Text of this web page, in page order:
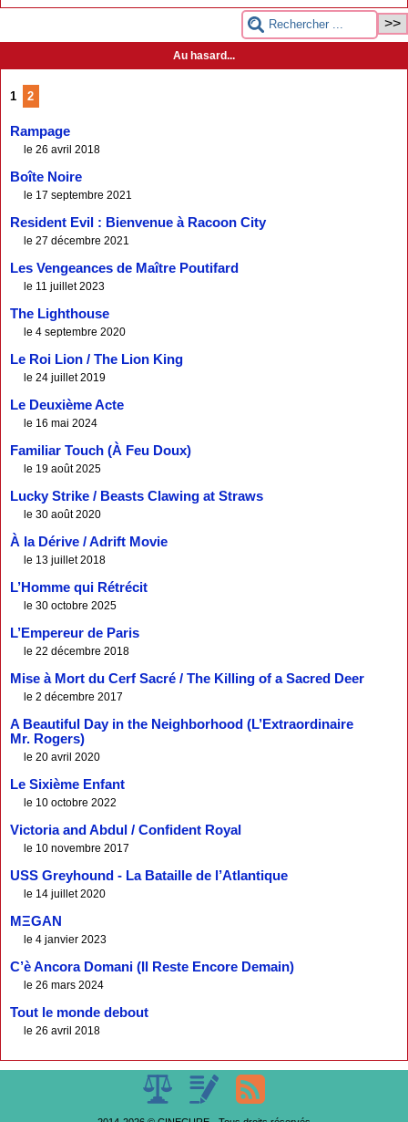
Au hasard...
1 2
Rampage
le 26 avril 2018
Boîte Noire
le 17 septembre 2021
Resident Evil : Bienvenue à Racoon City
le 27 décembre 2021
Les Vengeances de Maître Poutifard
le 11 juillet 2023
The Lighthouse
le 4 septembre 2020
Le Roi Lion / The Lion King
le 24 juillet 2019
Le Deuxième Acte
le 16 mai 2024
Familiar Touch (À Feu Doux)
le 19 août 2025
Lucky Strike / Beasts Clawing at Straws
le 30 août 2020
À la Dérive / Adrift Movie
le 13 juillet 2018
L’Homme qui Rétrécit
le 30 octobre 2025
L’Empereur de Paris
le 22 décembre 2018
Mise à Mort du Cerf Sacré / The Killing of a Sacred Deer
le 2 décembre 2017
A Beautiful Day in the Neighborhood (L’Extraordinaire
Mr. Rogers)
le 20 avril 2020
Le Sixième Enfant
le 10 octobre 2022
Victoria and Abdul / Confident Royal
le 10 novembre 2017
USS Greyhound - La Bataille de l’Atlantique
le 14 juillet 2020
MΞGAN
le 4 janvier 2023
C’è Ancora Domani (Il Reste Encore Demain)
le 26 mars 2024
Tout le monde debout
le 26 avril 2018